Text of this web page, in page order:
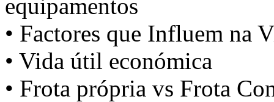
equipamentos
• Factores que Influem na
• Vida útil económica
• Frota própria vs Frota